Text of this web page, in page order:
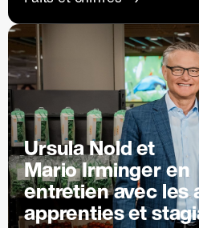
Ursula Nold et
Mario Irminger en
entretien avec les
apprenties et